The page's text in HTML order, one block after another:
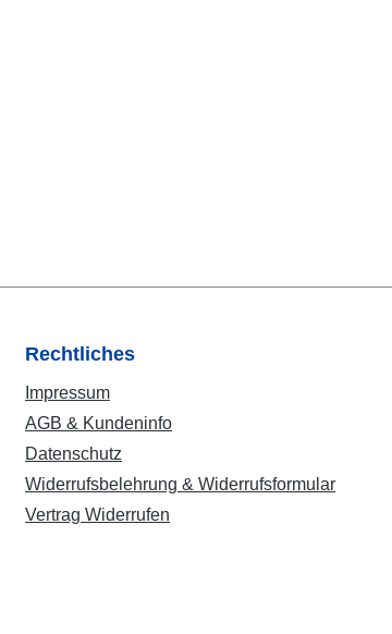
Rechtliches
Impressum
AGB & Kundeninfo
Datenschutz
Widerrufsbelehrung & Widerrufsformular
Vertrag Widerrufen